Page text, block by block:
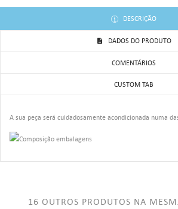
DESCRIÇÃO
DADOS DO PRODUTO
COMENTÁRIOS
CUSTOM TAB
A sua peça será cuidadosamente acondicionada numa
16 OUTROS PRODUTOS NA